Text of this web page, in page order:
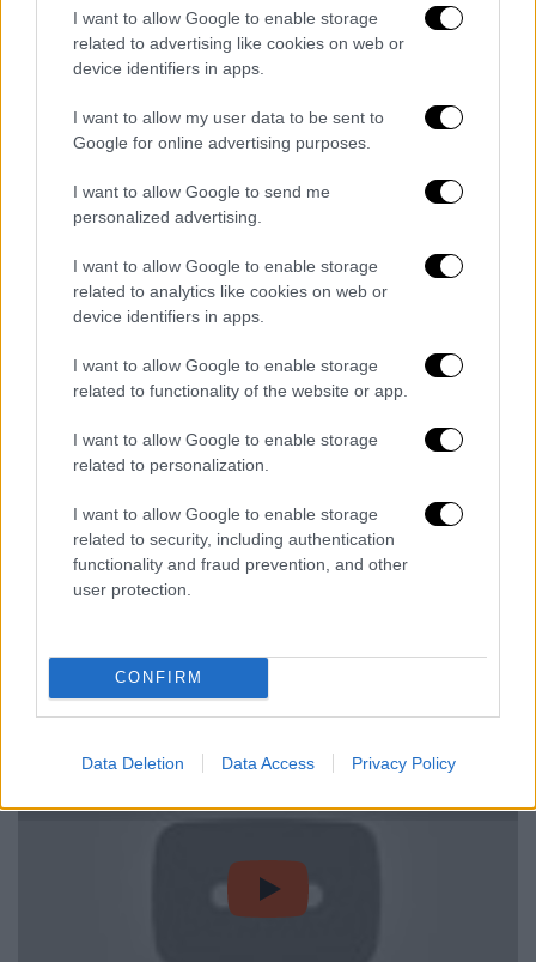
I want to allow Google to enable storage
related to advertising like cookies on web or
device identifiers in apps.
I want to allow my user data to be sent to
Google for online advertising purposes.
I want to allow Google to send me
personalized advertising.
I want to allow Google to enable storage
related to analytics like cookies on web or
device identifiers in apps.
I want to allow Google to enable storage
related to functionality of the website or app.
I want to allow Google to enable storage
related to personalization.
I want to allow Google to enable storage
related to security, including authentication
functionality and fraud prevention, and other
user protection.
CONFIRM
Data Deletion Data Access Privacy Policy
Αυτό που αρχικά εντυπωσιάζει για τον
χαρακτήρα της Φερν είναι ότι,
σε όλη τη χώρα με ένα φορτηγό χωρίς
συγκεκριμένο προορισμό και εργασία
οικονομικής κρίσης. Όταν οι φίλοι της της
προσφέρουν μια ασφαλή στέγη δυσφορεί:
«Δεν είμαι άστεγη. Μην ανησυχείτε για
μένα».
Nomadland» έχει ήδη πάρει ευνοϊκή θέση
στην αφετηρία για τον αγώνα τωνΌσκαρ
2021 και η ΜακΝτόρμαντμε την ερμηνεία
της δείχνει έτοιμη, μετά τις «
πινακίδες έξω από το Έμπινγκ στο Μιζούρι
και το «Φάργκο » να κατακτήσει ακόμα ένα
Όσκαρ πρώτου γυναικείου ρόλου. Ο χρόνος
περνάει γρήγορα, θα παρακολουθήσουμε την
και θα δούμε αν οι προβλέψεις των ειδικών
επαληθευτούν. Για την ώρα καλό
φθινόπωρο...
video